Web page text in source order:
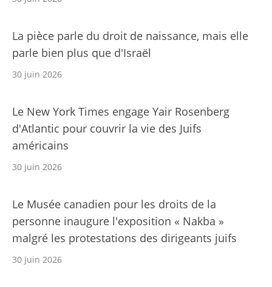
La pièce parle du droit de naissance, mais elle
parle bien plus que d'Israël
30 juin 2026
Le New York Times engage Yair Rosenberg
d'Atlantic pour couvrir la vie des Juifs
américains
30 juin 2026
Le Musée canadien pour les droits de la
personne inaugure l'exposition « Nakba »
malgré les protestations des dirigeants juifs
30 juin 2026